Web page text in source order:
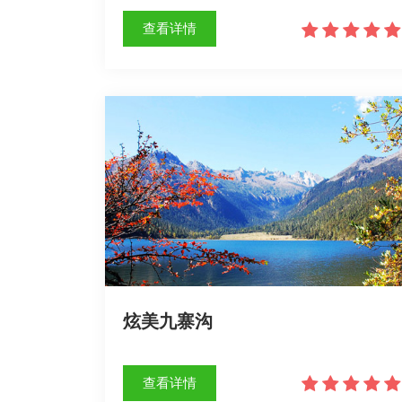
查看详情
炫美九寨沟
查看详情